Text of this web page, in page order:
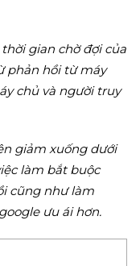
thời gian chờ đợi của
phản hồi từ máy
chủ và người truy
giảm xuống dưới
làm bắt buộc
cũng như làm
ưu ái hơn.